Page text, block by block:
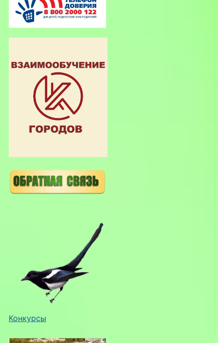
Конкурсы